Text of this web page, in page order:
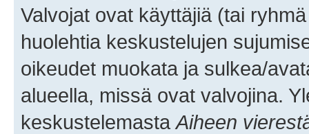
Valvojat ovat käyttäjiä (tai
huolehtia keskustelujen
oikeudet muokata ja sulkea/
alueella, missä ovat valvojina.
keskustelemasta Aiheen